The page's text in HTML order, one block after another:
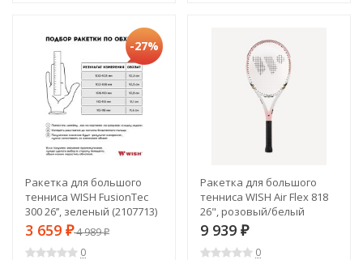
-27%
Ракетка для большого
тенниса WISH FusionTec
300 26’’, зеленый (2107713)
3 659 ₽4 989₽
0
Ракетка для большого
тенниса WISH Air Flex 818
26", розовый/белый
(2119119)
9 939 ₽
0